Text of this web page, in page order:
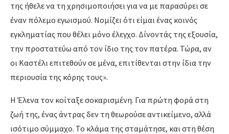
της ήθελε να τη χρησιμοποιήσει για να με παρασύρει σε
έναν πόλεμο εγωισμού. Νομίζει ότι είμαι ένας κοινός
εγκληματίας που θέλει μόνο έλεγχο. Δίνοντάς της εξουσία,
την προστατεύω από τον ίδιο της τον πατέρα. Τώρα, αν
οι Καστέλι επιτεθούν σε μένα, επιτίθενται στην ίδια την
περιουσία της κόρης τους».
Η Έλενα τον κοίταξε σοκαρισμένη. Για πρώτη φορά στη
ζωή της, ένας άντρας δεν τη θεωρούσε αντικείμενο, αλλά
ισότιμο σύμμαχο. Το κλάμα της σταμάτησε, και στη θέση